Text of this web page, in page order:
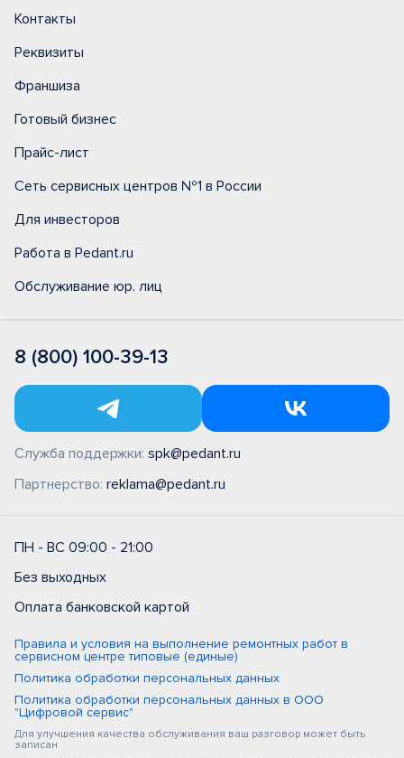
Контакты
Реквизиты
Франшиза
Готовый бизнес
Прайс-лист
Сеть сервисных центров №1 в России
Для инвесторов
Работа в Pedant.ru
Обслуживание юр. лиц
8 (800) 100-39-13
Служба поддержки: spk@pedant.ru
Партнерство: reklama@pedant.ru
ПН - ВС 09:00 - 21:00
Без выходных
Оплата банковской картой
Правила и условия на выполнение ремонтных работ в
сервисном центре типовые (единые)
Политика обработки персональных данных
Политика обработки персональных данных в ООО
"Цифровой сервис"
Для улучшения качества обслуживания ваш разговор может быть
записан